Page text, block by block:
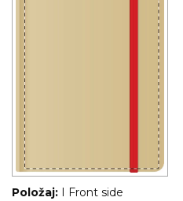
Položaj: I Front side